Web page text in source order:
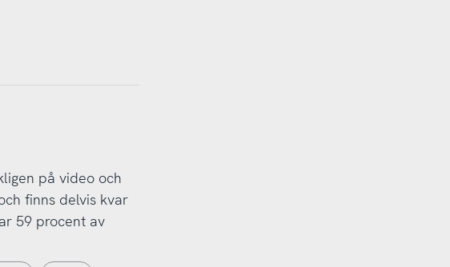
på video och
finns delvis kvar
59 procent av